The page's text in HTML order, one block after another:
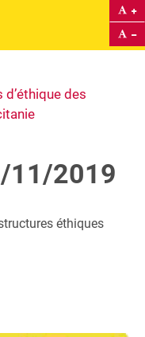
des
11/2019
éthiques